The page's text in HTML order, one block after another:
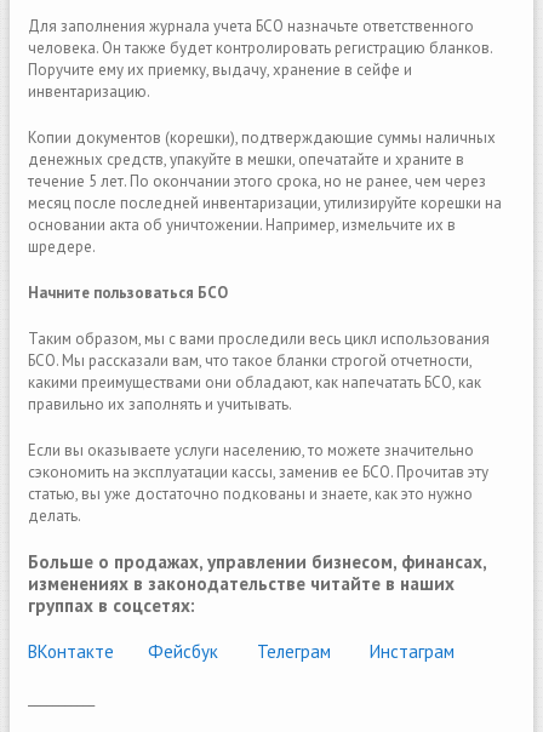
Для заполнения журнала учета БСО назначьте ответственного
человека. Он также будет контролировать регистрацию бланков.
Поручите ему их приемку, выдачу, хранение в сейфе и
инвентаризацию.
Копии документов (корешки), подтверждающие суммы наличных
денежных средств, упакуйте в мешки, опечатайте и храните в
течение 5 лет. По окончании этого срока, но не ранее, чем через
месяц после последней инвентаризации, утилизируйте корешки на
основании акта об уничтожении. Например, измельчите их в
шредере.
Начните пользоваться БСО
Таким образом, мы с вами проследили весь цикл использования
БСО. Мы рассказали вам, что такое бланки строгой отчетности,
какими преимуществами они обладают, как напечатать БСО, как
правильно их заполнять и учитывать.
Если вы оказываете услуги населению, то можете значительно
сэкономить на эксплуатации кассы, заменив ее БСО. Прочитав эту
статью, вы уже достаточно подкованы и знаете, как это нужно
делать.
Больше о продажах, управлении бизнесом, финансах,
изменениях в законодательстве читайте в наших
группах в соцсетях:
ВКонтакте (link is external)
Фейсбук (link is external)
Телеграм (link is external)
Инстаграм